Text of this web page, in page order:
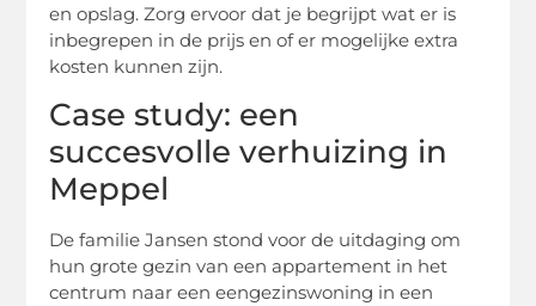
en opslag. Zorg ervoor dat je begrijpt wat er is
inbegrepen in de prijs en of er mogelijke extra
kosten kunnen zijn.
Case study: een
succesvolle verhuizing in
Meppel
De familie Jansen stond voor de uitdaging om
hun grote gezin van een appartement in het
centrum naar een eengezinswoning in een